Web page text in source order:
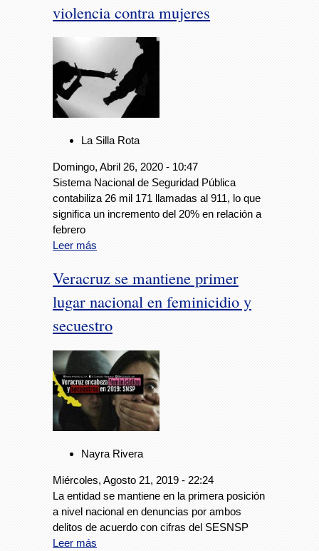
violencia contra mujeres
La Silla Rota
Domingo, Abril 26, 2020 - 10:47
Sistema Nacional de Seguridad Pública
contabiliza 26 mil 171 llamadas al 911, lo que
significa un incremento del 20% en relación a
febrero
Leer más
Veracruz se mantiene primer
lugar nacional en feminicidio y
secuestro
Nayra Rivera
Miércoles, Agosto 21, 2019 - 22:24
La entidad se mantiene en la primera posición
a nivel nacional en denuncias por ambos
delitos de acuerdo con cifras del SESNSP
Leer más